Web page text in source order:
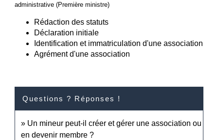
administrative (Première ministre)
Rédaction des statuts
Déclaration initiale
Identification et immatriculation d'une association
Agrément d'une association
Questions ? Réponses !
Un mineur peut-il créer et gérer une association ou
en devenir membre ?